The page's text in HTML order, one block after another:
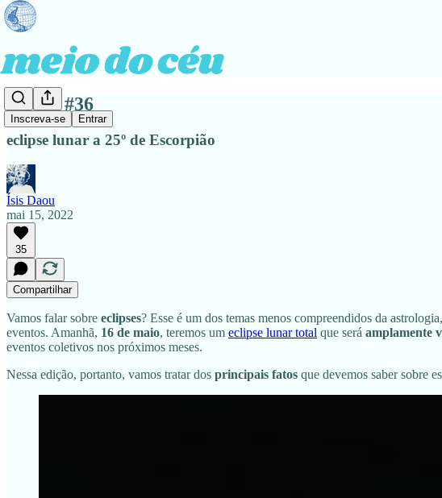
Inscreva-se Entrar
edição #36
eclipse lunar a 25º de Escorpião
Ísis Daou
mai 15, 2022
35
Compartilhar
Vamos falar sobre eclipses? Esse é um dos temas menos compreendidos da
eventos. Amanhã, 16 de maio, teremos um eclipse lunar total que será amplamente
eventos coletivos nos próximos meses.
Nessa edição, portanto, vamos tratar dos principais fatos que devemos saber sobre